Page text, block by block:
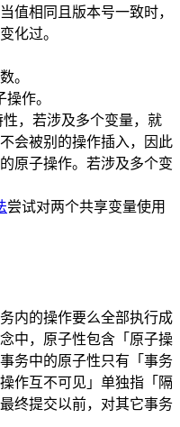
值相同且版本号一致时，
化过。
。
作。
，若涉及多个变量，就
会被别的操作插入，因此
原子操作。若涉及多个变
尝试对两个共享变量使用
内的操作要么全部执行成
中，原子性包含「原子操
务中的原子性只有「事务
作互不可见」单独指「隔
终提交以前，对其它事务